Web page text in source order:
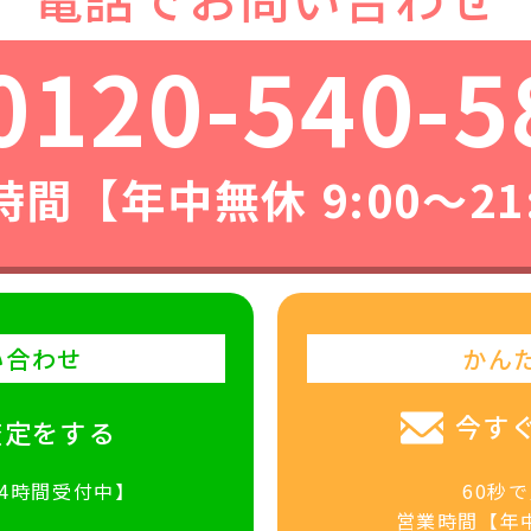
540-
間【年中無休 9:00〜
わせ
をする
間受付中】
かん
今す
60秒
営業時間【